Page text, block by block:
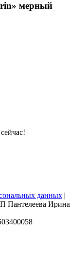
мерный
данных |
Пантелеева Ирина